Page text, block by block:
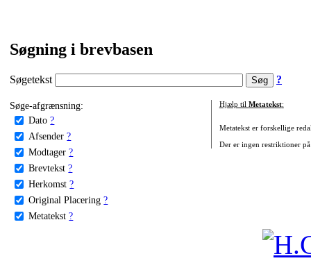
Søgning i brevbasen
Søgetekst ?
Søge-afgrænsning:
Dato ?
Afsender ?
Modtager ?
Brevtekst ?
Herkomst ?
Original Placering ?
Metatekst ?
Hjælp til Metatekst:
Metatekst er forskellige
Der er ingen restriktioner